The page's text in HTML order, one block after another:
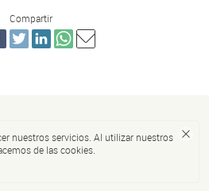
Compartir
nuestros servicios. Al utilizar nuestros
de las cookies.